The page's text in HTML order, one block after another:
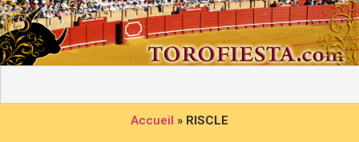
Accueil » RISCLE